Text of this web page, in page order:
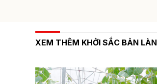
XEM THÊM KHỞI SẮC BẢN